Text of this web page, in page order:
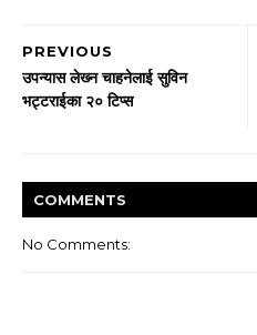
PREVIOUS
उपन्यास लेख्‍न चाहनेलाई सुविन
भट्टराईका २० टिप्स
COMMENTS
No Comments: